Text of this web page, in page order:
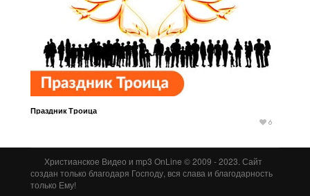
Праздник Троица
6
Христианское Видео и mp3 OnLine © 2009 - 2023. Сайт
создан только благодаря Господу, вся слава и благодарность
только Ему!